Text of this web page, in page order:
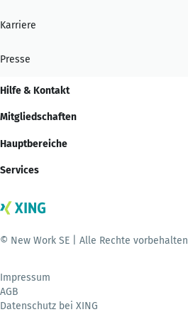
Karriere
Presse
Hilfe & Kontakt
Mitgliedschaften
Hauptbereiche
Services
© New Work SE | Alle Rechte vorbehalten
Impressum
AGB
Datenschutz bei XING